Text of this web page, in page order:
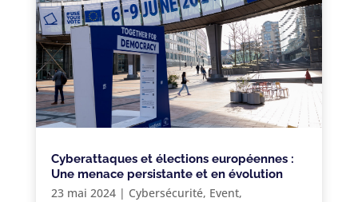
Cyberattaques et élections européennes :
Une menace persistante et en évolution
23 mai 2024| Cybersécurité, Event,